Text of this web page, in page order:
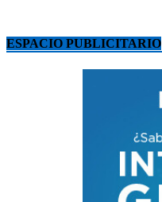
ESPACIO PUBLICITARIO